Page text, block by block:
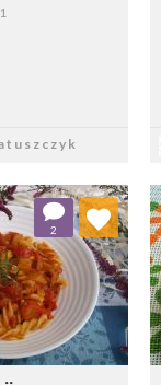
2
ulubionych
Wybierz listę: